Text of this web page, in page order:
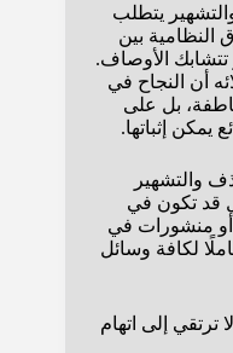
يتطلب
النظامية بين
تتشابك الأوصاف.
أن النجاح في
بل على
إثباتها.
والتشهير
قد تكون في
أو منشورات في
لكافة وسائل
ترتقي إلى اتهام